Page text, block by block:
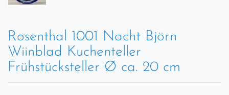
Rosenthal 1001 Nacht Björn
Wiinblad Kuchenteller
Frühstücksteller Ø ca. 20 cm